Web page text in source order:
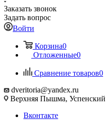
Заказать звонок
Задать вопрос
Войти
Корзина0
Отложенные0
Сравнение товаров0
dveritoria@yandex.ru
Верхняя Пышма, Успенский
Вконтакте